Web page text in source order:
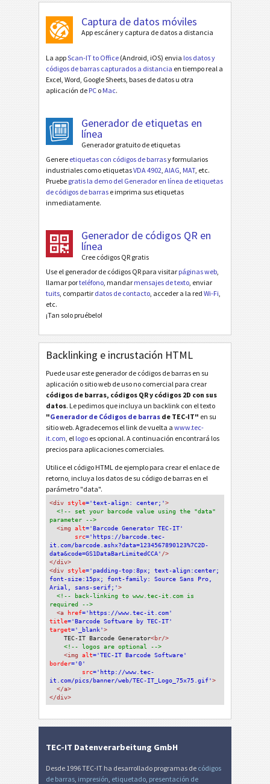
Captura de datos móviles
App escáner y captura de datos a distancia
La appScan-IT to Office (Android, iOS) envia los datos y
códigos de barras capturados a distancia en tiempo real a
Excel, Word, Google Sheets, bases de datos u otra
aplicación de PC o Mac.
Generador de etiquetas en
línea
Generador gratuito de etiquetas
Genere etiquetas con códigos de barrasy formularios
industriales como etiquetasVDA 4902 AIAG MAT, etc.
Pruebe gratis la demo del Generador en línea de etiquetas
de códigos de barras e imprima sus etiquetas
inmediatamente.
Generador de códigos QR en
línea
Cree códigos QR gratis
Use el generador de códigos QR para visitar páginas web
llamar porteléfono , mandar mensajes de texto , enviar
tuits , compartir datos de contacto , acceder a la red Wi-Fi
etc.
¡Tan solo pruébelo!
Backlinking e incrustación HTML
Puede usar este generador de códigos de barras en su
aplicación o sitio web de uso no comercial para crear
códigos de barras, códigos QR y códigos 2D con sus
datos. Le pedimos que incluya un backlink con el texto
"Generador de Códigos de barras de TEC-IT" en su
sitio web. Agradecemos el link de vuelta a www.tec-
it.com , el logo es opcional. A continuación encontrará los
precios para aplicaciones comerciales.
Utilice el código HTML de ejemplo para crear el enlace de
retorno, incluya los datos de su código de barras en el
parámetro "data".
<div style='text-align: center;'>
<!-- set your barcode value using the "data"
parameter -->
<img alt='Barcode Generator TEC-IT'
src='https://barcode.tec-
it.com/barcode.ashx?data=1234567890123%7C2D-
data&code=GS1DataBarLimitedCCA' />
</div>
<div style='padding-top:8px; text-align:center;
font-size:15px; font-family: Source Sans Pro,
Arial, sans-serif;'>
<!-- back-linking to www.tec-it.com is
required -->
<a href='https://www.tec-it.com'
title='Barcode Software by TEC-IT'
target='_blank'>
TEC-IT Barcode Generator<br/>
<!-- logos are optional -->
<img alt='TEC-IT Barcode Software'
border='0'
src='http://www.tec-
it.com/pics/banner/web/TEC-IT_Logo_75x75.gif'>
</a>
</div>
TEC-IT Datenverarbeitung GmbH
Desde 1996 TEC-IT ha desarrollado programas de códigos
de barras impresión etiquetado presentación de